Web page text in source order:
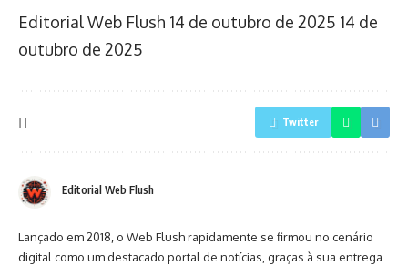
Editorial Web Flush 14 de outubro de 2025 14 de
outubro de 2025
Twitter
Editorial Web Flush
Lançado em 2018, o Web Flush rapidamente se firmou no cenário
digital como um destacado portal de notícias, graças à sua entrega